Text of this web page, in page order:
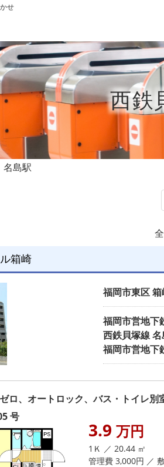
せ
西
島駅
全
箱崎
福岡市東区箱
福岡市営地下
西鉄貝塚線
福岡市営地下
ロ、オートロック、バス・トイレ別
号
3.9 万円
1Ｋ ／ 20.44 ㎡
管理費 3,000円 ／